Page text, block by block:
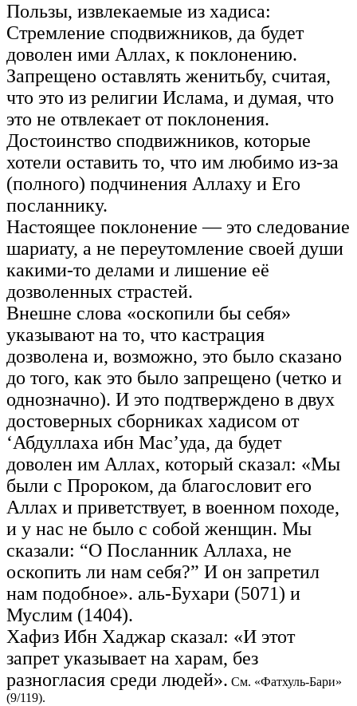
Пользы, извлекаемые из хадиса:
Стремление сподвижников, да будет
доволен ими Аллах, к поклонению.
Запрещено оставлять женитьбу, считая,
что это из религии Ислама, и думая, что
это не отвлекает от поклонения.
Достоинство сподвижников, которые
хотели оставить то, что им любимо из-за
(полного) подчинения Аллаху и Его
посланнику.
Настоящее поклонение — это следование
шариату, а не переутомление своей души
какими-то делами и лишение её
дозволенных страстей.
Внешне слова «оскопили бы себя»
указывают на то, что кастрация
дозволена и, возможно, это было сказано
до того, как это было запрещено (четко и
однозначно). И это подтверждено в двух
достоверных сборниках хадисом от
‘Абдуллаха ибн Мас’уда, да будет
доволен им Аллах, который сказал: «Мы
были с Пророком, да благословит его
Аллах и приветствует, в военном походе,
и у нас не было с собой женщин. Мы
сказали: “О Посланник Аллаха, не
оскопить ли нам себя?” И он запретил
нам подобное». аль-Бухари (5071) и
Муслим (1404).
Хафиз Ибн Хаджар сказал: «И этот
запрет указывает на харам, без
разногласия среди людей». См. «Фатхуль-Бари»
(9/119).